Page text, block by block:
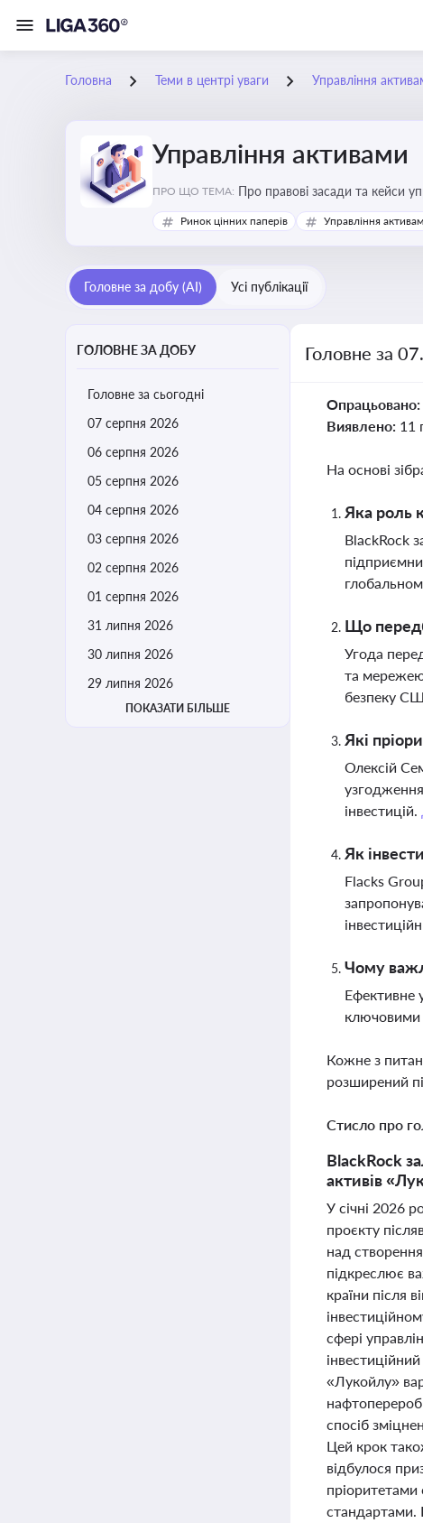
Головна Теми в центрі уваги Управління
Управління активами
ПРО ЩО ТЕМА: Про правові засади та кейси
збереження та ефективне
Ринок цінних паперів Управління
Головне за добу (AI) Усі публікації
ГОЛОВНЕ ЗА ДОБУ
Головне за сьогодні
07 серпня 2026
06 серпня 2026
05 серпня 2026
04 серпня 2026
03 серпня 2026
02 серпня 2026
01 серпня 2026
31 липня 2026
30 липня 2026
29 липня 2026
ПОКАЗАТИ БІЛЬШЕ
Головне за
Опрацьовано:
Виявлено: 11
На основі
Яка роль
BlackRock
Що
Угода
та
безпеку
Які
Олексій
інвестицій.
Як
Flacks
Чому
Ефективне
ключовими
Кожне з
розширений
Стисло про
BlackRock
активів
У січні 2026
проєкту
над
підкреслює
країни після
сфері
«Лукойлу»
спосіб
Цей крок
відбулося
пріоритетами
стандартами.